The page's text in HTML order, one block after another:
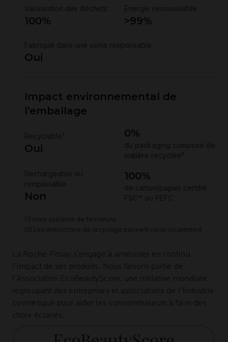
La Roche-Posay s’engage à améliorer en continu
l’impact de ses produits. Nous faisons partie de
l’Association EcoBeautyScore
, une initiative mondiale
regroupant des entreprises et associations de l’industrie
cosmétique pour aider les consommateurs à faire des
choix éclairés.